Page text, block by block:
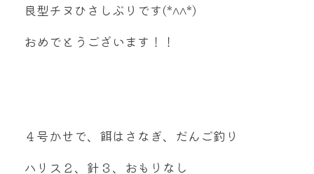
良型チヌひさしぶりです(*^^*)
おめでとうございます！！
４号かせで、餌はさなぎ、だんご釣り
ハリス２、針３、おもりなし